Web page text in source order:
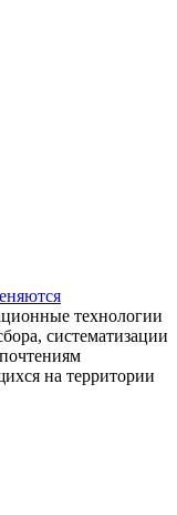
технологии
систематизации
на территории